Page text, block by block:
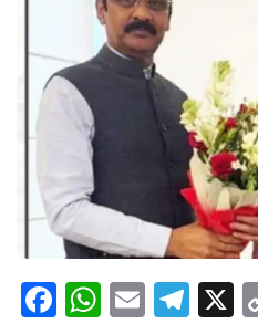
F W E T X